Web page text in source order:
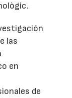
las
en
de